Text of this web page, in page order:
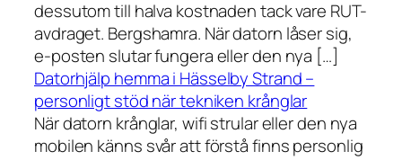
dessutom till halva kostnaden tack vare RUT-
avdraget. Bergshamra. När datorn låser sig,
e-posten slutar fungera eller den nya […]
Datorhjälp hemma i Hässelby Strand –
personligt stöd när tekniken krånglar
När datorn krånglar, wifi strular eller den nya
mobilen känns svår att förstå finns personlig